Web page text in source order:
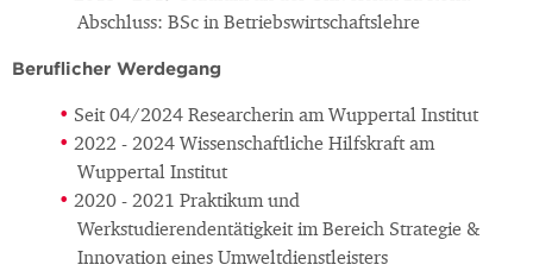
Abschluss: BSc in Betriebswirtschaftslehre
Beruflicher Werdegang
Seit 04/2024 Researcherin am Wuppertal Institut
2022 - 2024 Wissenschaftliche Hilfskraft am
Wuppertal Institut
2020 - 2021 Praktikum und
Werkstudierendentätigkeit im Bereich Strategie &
Innovation eines Umweltdienstleisters